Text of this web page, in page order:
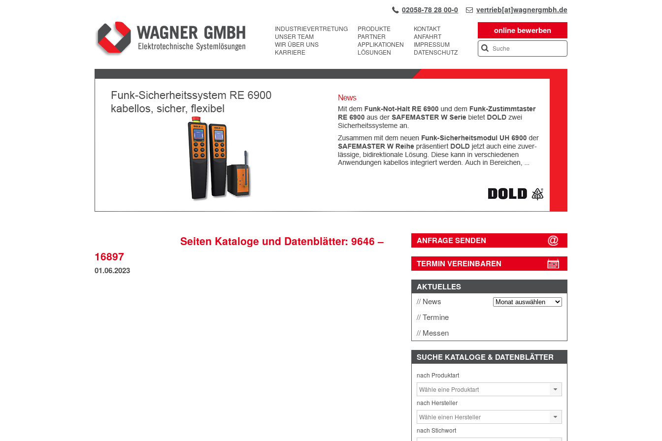
02058-78 28 00-0 vertrieb[at]wagnergmbh.de
online bewerben
INDUSTRIEVERTRETUNG
UNSER TEAM
WIR ÜBER UNS
KARRIERE
PRODUKTE
PARTNER
APPLIKATIONEN
LÖSUNGEN
KONTAKT
ANFAHRT
IMPRESSUM
DATENSCHUTZ
Next
Seiten Kataloge und Datenblätter: 9646 –
16897
01.06.2023
ANFRAGE SENDEN
TERMIN VEREINBAREN
AKTUELLES
News
Termine
Messen
SUCHE KATALOGE & DATENBLÄTTER
nach Produktart
nach Hersteller
nach Stichwort